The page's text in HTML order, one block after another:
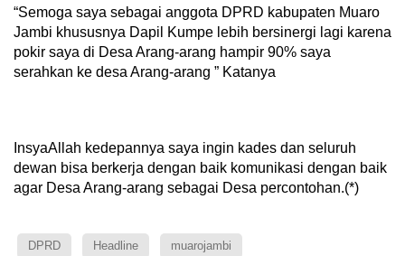
“Semoga saya sebagai anggota DPRD kabupaten Muaro
Jambi khususnya Dapil Kumpe lebih bersinergi lagi karena
pokir saya di Desa Arang-arang hampir 90% saya
serahkan ke desa Arang-arang ” Katanya
InsyaAllah kedepannya saya ingin kades dan seluruh
dewan bisa berkerja dengan baik komunikasi dengan baik
agar Desa Arang-arang sebagai Desa percontohan.(*)
DPRD Headline muarojambi